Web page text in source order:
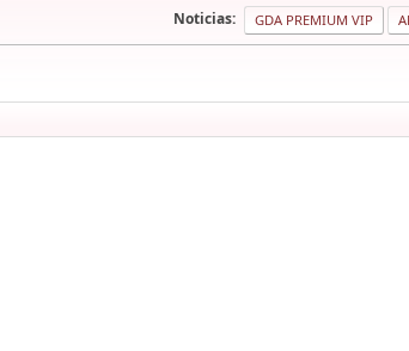
Noticias: GDA PREMIUM VIP